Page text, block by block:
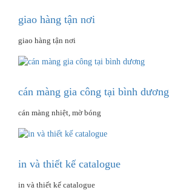
giao hàng tận nơi
giao hàng tận nơi
cán màng gia công tại bình dương
cán màng nhiệt, mờ bóng
in và thiết kế catalogue
in và thiết kế catalogue